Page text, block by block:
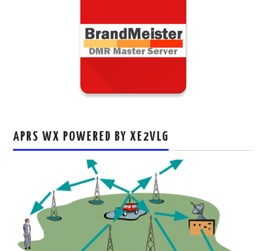
APRS WX POWERED BY XE2VLG